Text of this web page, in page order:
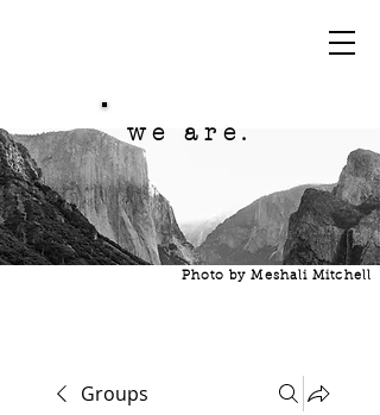
we are.
Photo by Meshali Mitchell
Groups